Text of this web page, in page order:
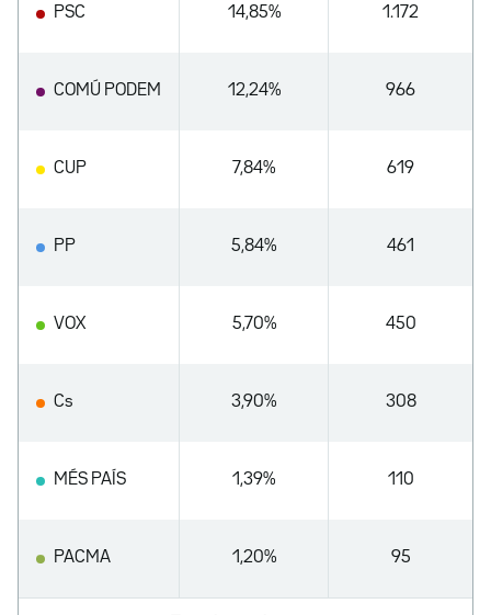
PSC 14,85% 1.172
COMÚ PODEM 12,24% 966
CUP 7,84% 619
PP 5,84% 461
VOX 5,70% 450
Cs 3,90% 308
MÉS PAÍS 1,39% 110
PACMA 1,20% 95